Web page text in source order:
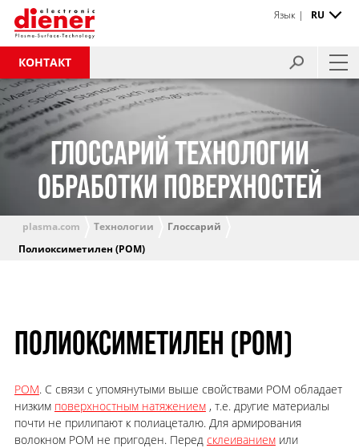
КОНТАКТ
Язык | RU
ГЛОССАРИЙ ТЕХНОЛОГИИ
ОБРАБОТКИ ПОВЕРХНОСТЕЙ
plasma.com Технологии
Глоссарий
Полиоксиметилен (POM)
ПОЛИОКСИМЕТИЛЕН (POM)
POM. С связи с упомянутыми выше свойствами POM обладает
низким поверхностным натяжением, т.е. другие материалы
почти не прилипают к полиацеталю. Для армирования
волокном POM не пригоден. Перед склеиваниемили